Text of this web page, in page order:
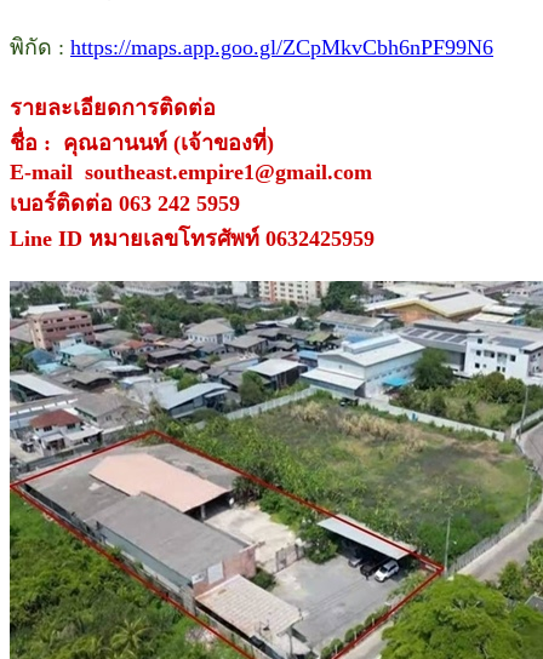
พิกัด : https://maps.app.goo.gl/ZCpMkvCbh6nPF99N6
รายละเอียดการติดต่อ
ชื่อ : คุณอานนท์ (เจ้าของที่)
E-mail southeast.empire1@gmail.com
เบอร์ติดต่อ 063 242 5959
Line ID หมายเลขโทรศัพท์ 0632425959